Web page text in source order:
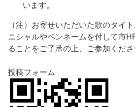
います。
（注）お寄せいただいた歌のタイ
ニシャルやペンネームを付して市
ることをご了承の上、ご参加くださ
投稿フォーム